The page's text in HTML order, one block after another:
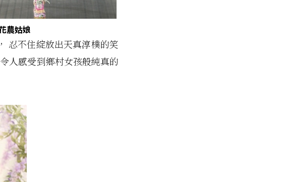
農姑娘
忍不住綻放出天真淳樸的笑
人感受到鄉村女孩般純真的